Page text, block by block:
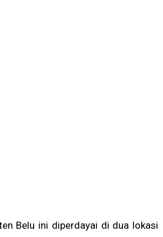
Belu ini diperdayai di dua lokasi